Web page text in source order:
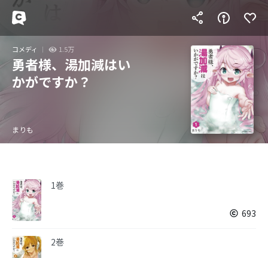
コメディ 1.5万
勇者様、湯加減はい
かがですか？
まりも
1巻
693
2巻